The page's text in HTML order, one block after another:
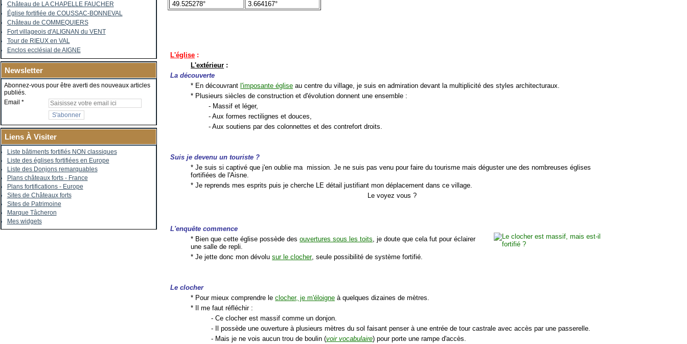
Château de LA CHAPELLE FAUCHER
Église fortifiée de COUSSAC-BONNEVAL
Château de COMMEQUIERS
Fort villageois d'ALIGNAN du VENT
Tour de RIEUX en VAL
Enclos ecclésial de AIGNE
Newsletter
Abonnez-vous pour être averti des nouveaux articles
publiés.
Email
Liens À Visiter
Liste bâtiments fortifiés NON classiques
Liste des églises fortifiées en Europe
Liste des Donjons remarquables
Plans châteaux forts - France
Plans fortifications - Europe
Sites de Châteaux forts
Sites de Patrimoine
Marque Tâcheron
Mes widgets
49.525278°
3.664167°
L'église :
L'extérieur :
La découverte
* En découvrant l'imposante église au centre du village, je suis en admiration devant la multiplicité des styles architecturaux.
* Plusieurs siècles de construction et d'évolution donnent une ensemble :
- Massif et léger,
- Aux formes rectilignes et douces,
- Aux soutiens par des colonnettes et des contrefort droits.
Suis je devenu un touriste ?
* Je suis si captivé que j'en oublie ma mission. Je ne suis pas venu pour faire du tourisme mais déguster une des nombreuses églises
fortifiées de l'Aisne.
* Je reprends mes esprits puis je cherche LE détail justifiant mon déplacement dans ce village.
Le voyez vous ?
L'enquête commence
* Bien que cette église possède desouvertures sous les toits , je doute que cela fut pour éclairer
une salle de repli.
* Je jette donc mon dévolusur le clocher, seule possibilité de système fortifié.
Le clocher
* Pour mieux comprendre leclocher, je m'éloigne à quelques dizaines de mètres.
* Il me faut réfléchir :
- Ce clocher est massif comme un donjon.
- Il possède une ouverture à plusieurs mètres du sol faisant penser à une entrée de tour castrale avec accès par une passerelle.
- Mais je ne vois aucun trou de boulin (voir vocabulaire) pour porte une rampe d'accès.